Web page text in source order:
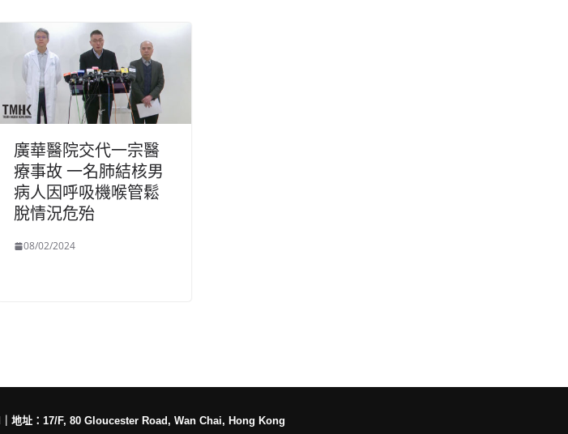
廣華醫院交代一宗醫
療事故 一名肺結核男
病人因呼吸機喉管鬆
脫情況危殆
08/02/2024
地址：17/F, 80 Gloucester Road, Wan Chai, Hong Kong